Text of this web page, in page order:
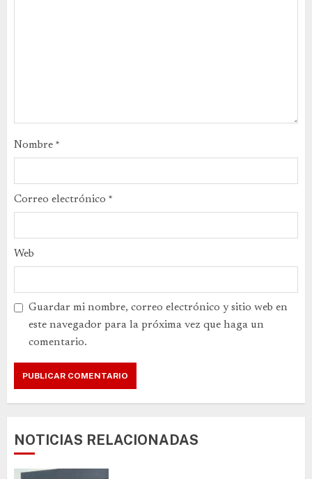
Nombre *
Correo electrónico *
Web
Guardar mi nombre, correo electrónico y sitio web en
este navegador para la próxima vez que haga un
comentario.
NOTICIAS RELACIONADAS